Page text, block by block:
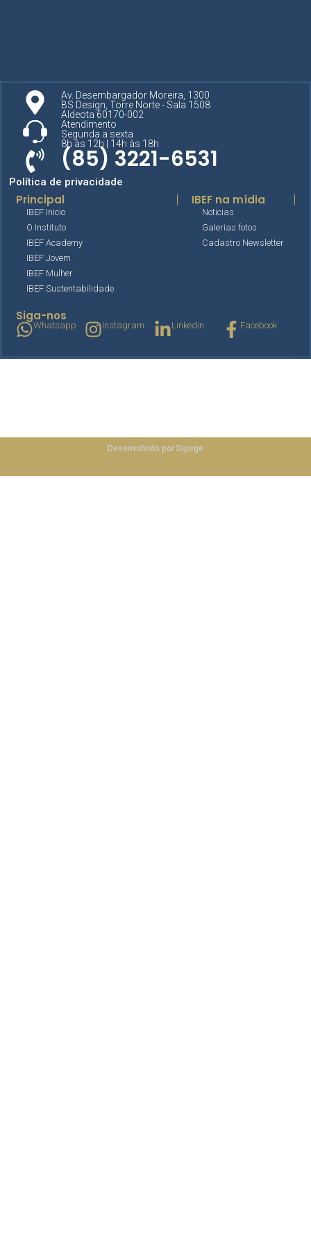
Av. Desembargador Moreira, 1300
BS Design, Torre Norte - Sala 1508
Aldeota 60170-002
Atendimento
Segunda a sexta
8h às 12h | 14h às 18h
(85) 3221-6531
Política de privacidade
Principal
IBEF Inicio
O Instituto
IBEF Academy
IBEF Jovem
IBEF Mulher
IBEF Sustentabilidade
IBEF na mídia
Noticias
Galerias fotos
Cadastro Newsletter
Siga-nos
Whatsapp Instagram Linkedin Facebook
Desenvolvido por Dijorge